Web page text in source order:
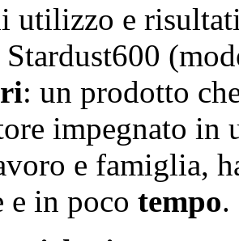
utilizzo e
Stardust600
: un prodotto
impegnato in
e famiglia,
e in poco tempo.